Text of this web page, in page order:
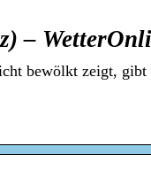
–
bewölkt zeigt,